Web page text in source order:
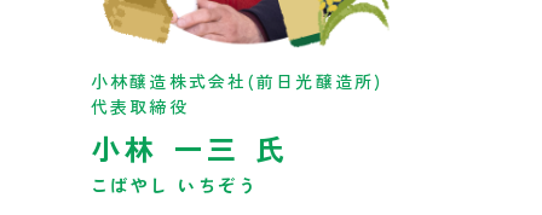
小林醸造株式会社 (前日光醸造所)
代表取締役
小林 一三 氏
こばやし いちぞう